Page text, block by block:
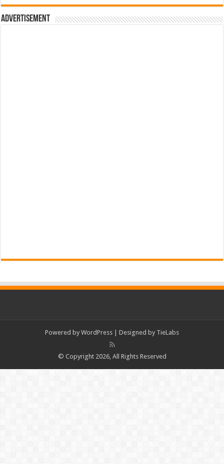
Advertisement
Powered by WordPress | Designed by TieLabs
© Copyright 2026, All Rights Reserved